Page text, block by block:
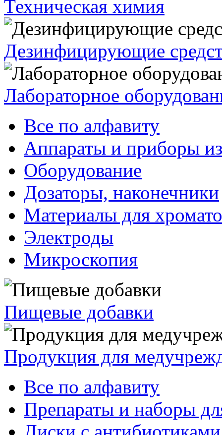
Техническая химия
Дезинфицирующие
Лабораторное
Все по алфавиту
Аппараты и приборы из
Оборудование
Дозаторы, наконечники
Материалы для
Электроды
Микроскопия
Пищевые добавки
Продукция для
Все по алфавиту
Препараты и наборы